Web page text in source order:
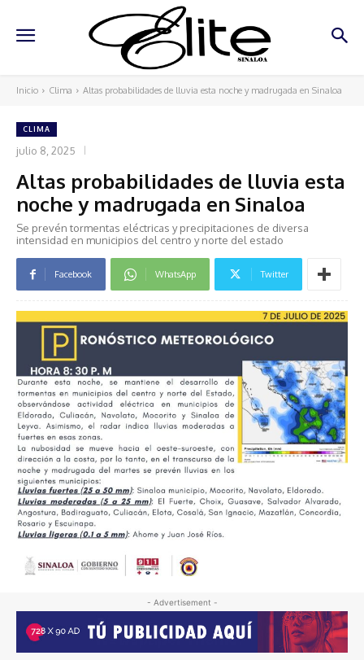
Inicio Clima Altas probabilidades de lluvia esta noche y madrugada en Sinaloa
CLIMA
julio 8, 2025
Altas probabilidades de lluvia esta
noche y madrugada en Sinaloa
Se prevén tormentas eléctricas y precipitaciones de diversa
intensidad en municipios del centro y norte del estado
Facebook WhatsApp Twitter
- Advertisement -